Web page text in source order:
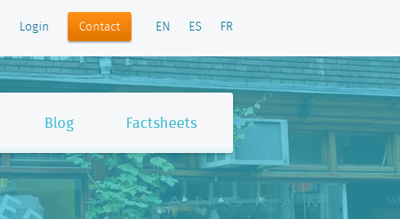
Login Contact EN ES FR
Blog Factsheets